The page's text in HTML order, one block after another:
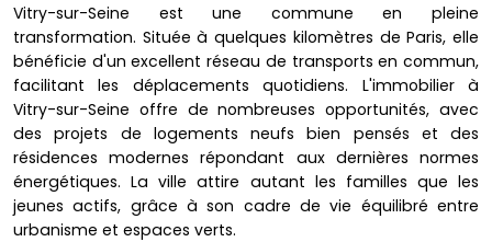
Vitry-sur-Seine est une commune en pleine
transformation. Située à quelques kilomètres de Paris, elle
bénéficie d'un excellent réseau de transports en commun,
facilitant les déplacements quotidiens. L'immobilier à
Vitry-sur-Seine offre de nombreuses opportunités, avec
des projets de logements neufs bien pensés et des
résidences modernes répondant aux dernières normes
énergétiques. La ville attire autant les familles que les
jeunes actifs, grâce à son cadre de vie équilibré entre
urbanisme et espaces verts.